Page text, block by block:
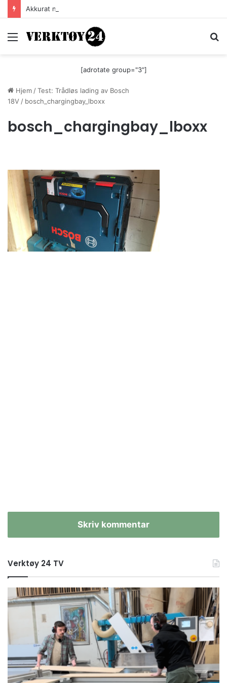
Akkurat nå er batteri-bordsaga til Festool billigere
Meny
[adrotate group="3"]
Hjem /Test: Trådløs lading av Bosch
18V / bosch_chargingbay_lboxx
bosch_chargingbay_lboxx
Skriv kommentar
Verktøy 24 TV